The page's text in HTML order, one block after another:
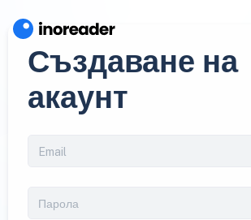
Създаване на
акаунт